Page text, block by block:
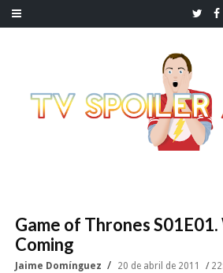
Game of Thrones
Coming
Jaime Domínguez 20 de abril de 2011